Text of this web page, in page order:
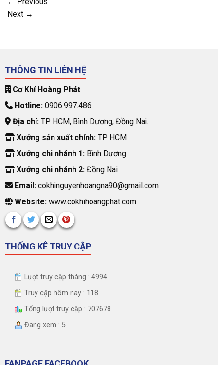
Next →
THÔNG TIN LIÊN HỆ
Cơ Khí Hoàng Phát
Hotline:0906.997.486
Địa chỉ:TP. HCM, Bình Dương, Đồng Nai.
Xưởng sản xuất chính:TP. HCM
Xưởng chi nhánh 1:Bình Dương
Xưởng chi nhánh 2:Đồng Nai
Email:cokhinguyenhoangna90@gmail.com
Website:www.cokhihoangphat.com
THỐNG KÊ TRUY CẬP
Lượt truy cập tháng : 4994
Truy cập hôm nay : 118
Tổng lượt truy cập : 707678
Đang xem : 5